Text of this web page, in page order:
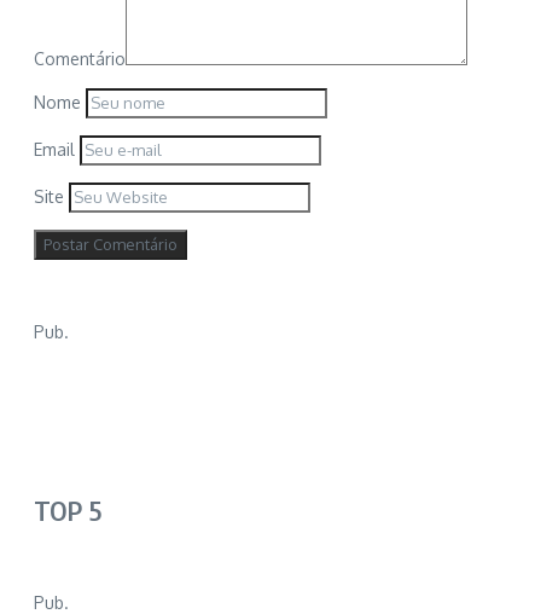
Comentário
Nome
Email
Site
Pub.
TOP 5
Pub.